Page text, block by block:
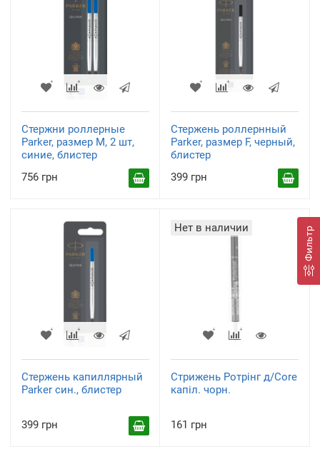
Фильтр
Стержни роллерные
Parker, размер M, 2 шт,
синие, блистер
756 грн
Стержень роллернный
Parker, размер F, черный,
блистер
399 грн
Стержень капиллярный
Parker син., блистер
399 грн
Нет в наличии
Стрижень Ротрінг д/Core
капіл. чорн.
161 грн